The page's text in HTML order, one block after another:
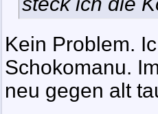
Kein Problem.
Schokomanu.
neu gegen alt